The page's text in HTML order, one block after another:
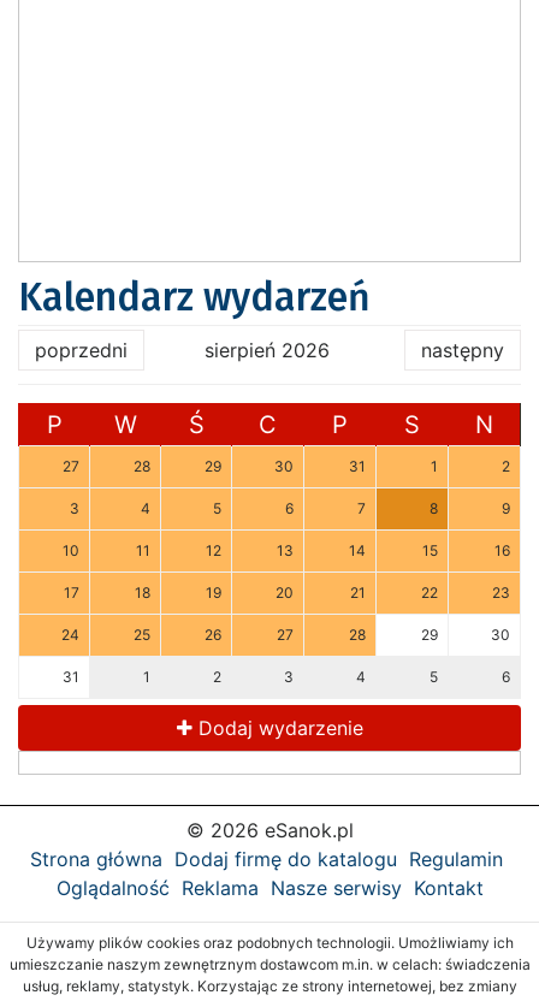
Kalendarz wydarzeń
poprzedni sierpień 2026 następny
P W Ś C P S N
27 28 29 30 31 1 2
3 4 5 6 7 8 9
10 11 12 13 14 15 16
17 18 19 20 21 22 23
24 25 26 27 28 29 30
31 1 2 3 4 5 6
Dodaj wydarzenie
© 2026 eSanok.pl
Strona główna Dodaj firmę do katalogu Regulamin
Oglądalność Reklama Nasze serwisy Kontakt
Używamy plików cookies oraz podobnych technologii. Umożliwiamy ich
umieszczanie naszym zewnętrznym dostawcom m.in. w celach: świadczenia
usług, reklamy, statystyk. Korzystając ze strony internetowej, bez zmiany